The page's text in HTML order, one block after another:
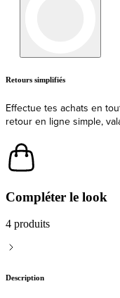
Livraison
Expédition et livraison
Compléter le look
4 produits
Description
La vitesse rencontre le